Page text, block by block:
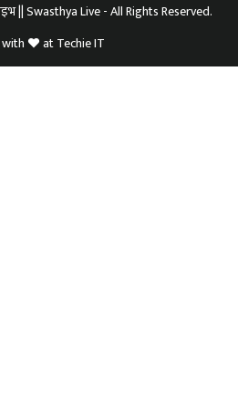
|| Swasthya Live - All Rights Reserved.
atTechie IT